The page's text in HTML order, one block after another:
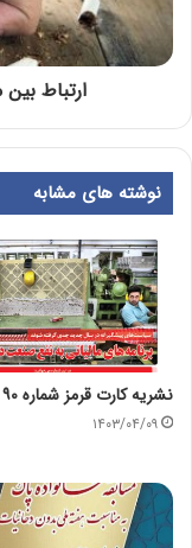
ارتباط
نوشته های مشابه
نشریه کارت قرمز شماره ۹۰
۱۴۰۳/۰۴/۰۹